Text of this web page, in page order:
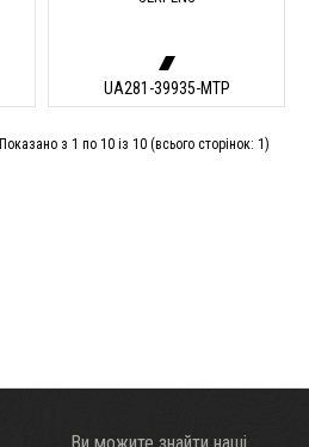
UA281-39935-MTP
Показано з 1 по 10 із 10 (всього сторінок: 1)